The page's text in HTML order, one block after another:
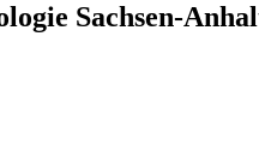
Sachsen-